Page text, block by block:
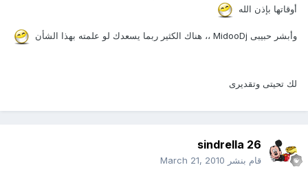
أوقاتها بإذن الله
وأبشر حبيبى MidooDj ،، هناك الكثير ربما يسعدك لو علمته بهذا الشأن
لك تحيتى وتقديرى
sindrella 26
قام بنشر March 21, 2010